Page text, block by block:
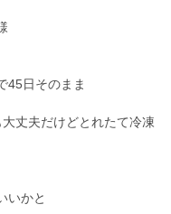
45日そのまま
丈夫だけどとれたて冷凍
いかと